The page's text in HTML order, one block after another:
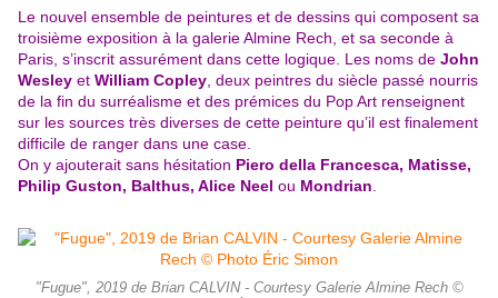
Le nouvel ensemble de peintures et de dessins qui composent sa
troisième exposition à la galerie Almine Rech, et sa seconde à
Paris, s’inscrit assurément dans cette logique. Les noms de John
Wesley et William Copley , deux peintres du siècle passé nourris
de la fin du surréalisme et des prémices du Pop Art renseignent
sur les sources très diverses de cette peinture qu’il est finalement
difficile de ranger dans une case.
On y ajouterait sans hésitation Piero della Francesca, Matisse,
Philip Guston, Balthus, Alice Neel ou Mondrian
"Fugue", 2019 de Brian CALVIN - Courtesy Galerie Almine Rech ©